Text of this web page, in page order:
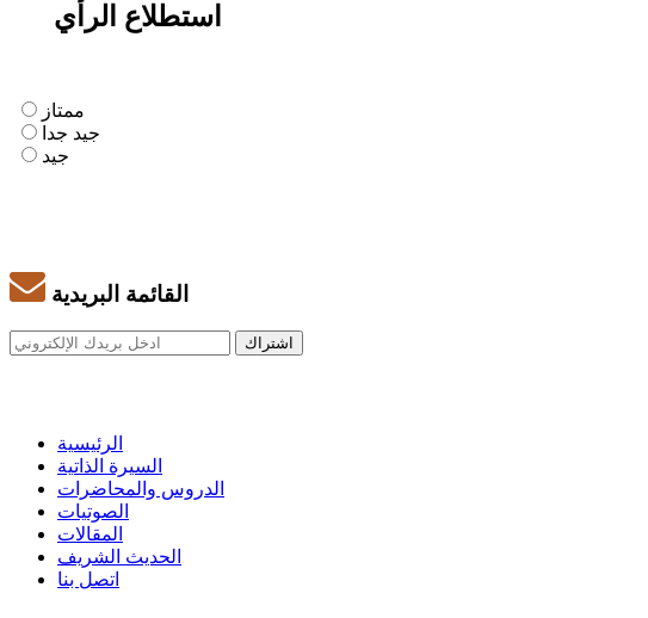
استطلاع الرأي
ممتاز
جيد جدا
جيد
القائمة البريدية
الرئيسية
السيرة الذاتية
الدروس والمحاضرات
الصوتيات
المقالات
الحديث الشريف
اتصل بنا